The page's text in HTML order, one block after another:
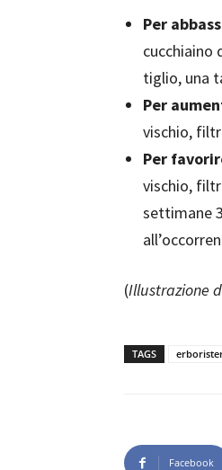
Per
cucchiaino
tiglio, una
Per
vischio,
Per
vischio,
settimane
(Illustrazione
TAGS
Facebook